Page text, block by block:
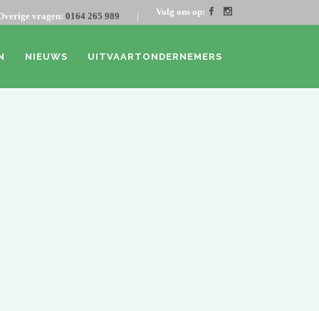
vragen: 0164 265 989 | Volg ons op:
NIEUWS UITVAARTONDERNEMERS